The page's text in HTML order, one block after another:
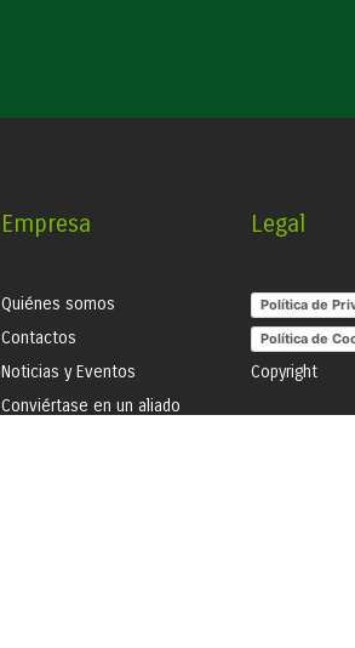
Empresa
Quiénes somos
Contactos
Noticias y Eventos
Conviértase en un aliado
Legal
Política de
Política de
Copyright